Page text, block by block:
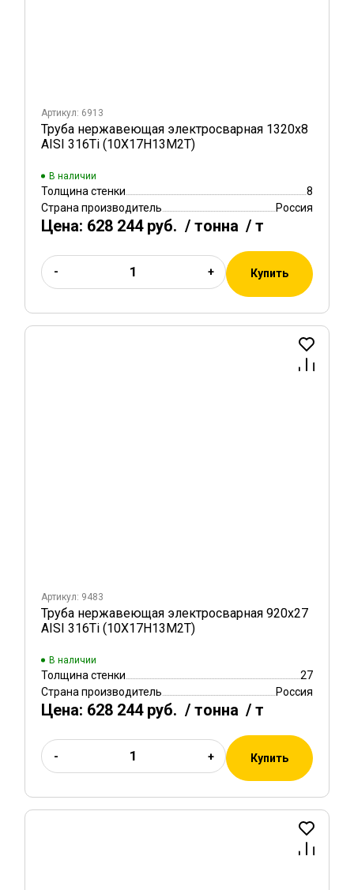
Артикул: 6913
Труба нержавеющая электросварная 1320х8
AISI 316Ti (10Х17Н13М2Т)
В наличии
Толщина стенки
8
Страна производитель
Россия
Цена: 628 244 руб. / тонна / т
- + Купить
Артикул: 9483
Труба нержавеющая электросварная 920х27
AISI 316Ti (10Х17Н13М2Т)
В наличии
Толщина стенки
27
Страна производитель
Россия
Цена: 628 244 руб. / тонна / т
- + Купить